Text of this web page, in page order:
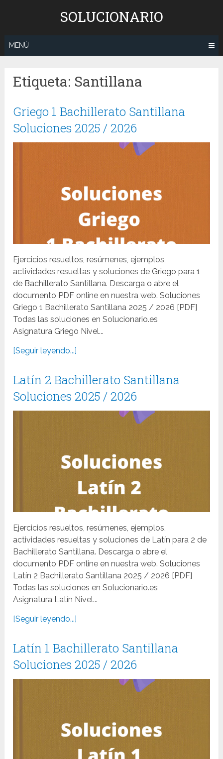
SOLUCIONARIO
MENÚ
Etiqueta: Santillana
Griego 1 Bachillerato Santillana
Soluciones 2025 / 2026
Ejercicios resueltos, resúmenes, ejemplos,
actividades resueltas y soluciones de Griego para 1
de Bachillerato Santillana. Descarga o abre el
documento PDF online en nuestra web. Soluciones
Griego 1 Bachillerato Santillana 2025 / 2026 [PDF]
Todas las soluciones en Solucionario.es
Asignatura Griego Nivel...
[Seguir leyendo...]
Latín 2 Bachillerato Santillana
Soluciones 2025 / 2026
Ejercicios resueltos, resúmenes, ejemplos,
actividades resueltas y soluciones de Latín para 2 de
Bachillerato Santillana. Descarga o abre el
documento PDF online en nuestra web. Soluciones
Latín 2 Bachillerato Santillana 2025 / 2026 [PDF]
Todas las soluciones en Solucionario.es
Asignatura Latín Nivel...
[Seguir leyendo...]
Latín 1 Bachillerato Santillana
Soluciones 2025 / 2026